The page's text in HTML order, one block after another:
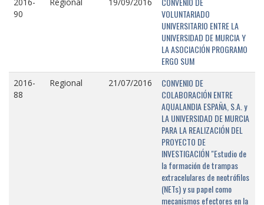
90
VOLUNTARIADO
UNIVERSITARIO ENTRE LA
UNIVERSIDAD DE MURCIA Y
LA ASOCIACIÓN PROGRAMO
ERGO SUM
2016-
88
Regional 21/07/2016
CONVENIO DE
COLABORACIÓN ENTRE
AQUALANDIA ESPAÑA, S.A. y
LA UNIVERSIDAD DE MURCIA
PARA LA REALIZACIÓN DEL
PROYECTO DE
INVESTIGACIÓN "Estudio de
la formación de trampas
extracelulares de neotrófilos
(NETs) y su papel como
mecanismos efectores en la